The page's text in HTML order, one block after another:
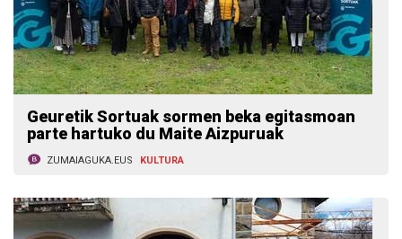
Geuretik Sortuak sormen beka egitasmoan
parte hartuko du Maite Aizpuruak
ZUMAIAGUKA.EUS KULTURA